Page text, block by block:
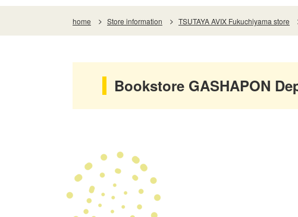
home Store information TSUTAYA AVIX Fukuchiyama store
Bookstore GASHAPON